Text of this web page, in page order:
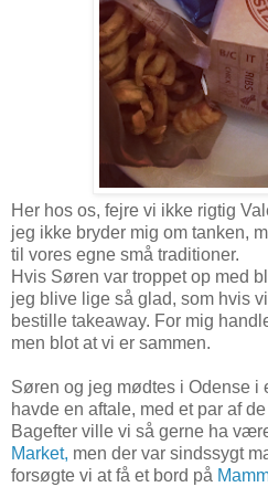
Her hos os, fejre vi ikke rigtig
jeg ikke bryder mig om tanken,
til vores egne små traditioner.
Hvis Søren var troppet op med
jeg blive lige så glad, som hvis
bestille takeaway. For mig
men blot at vi er sammen.
Søren og jeg mødtes i Odense i
havde en aftale, med et par af
Bagefter ville vi så gerne ha
Market, men der var sindssygt
forsøgte vi at få et bord på